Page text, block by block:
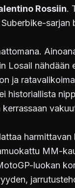
Rossiin.
sarjan
nähdään
ja
historiallista
MM-
luokan